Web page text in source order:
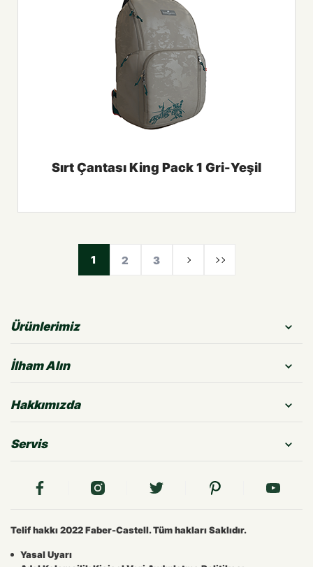
Sırt Çantası King Pack 1 Gri-Yeşil
1 2 3
Ürünlerimiz
İlham Alın
Hakkımızda
Servis
Telif hakkı 2022 Faber-Castell. Tüm hakları Saklıdır.
Yasal Uyarı